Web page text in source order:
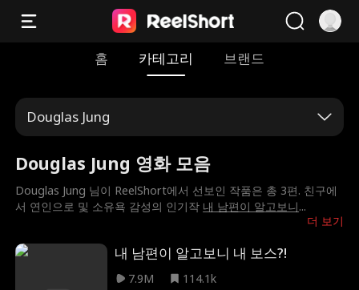
홈 카테고리 브랜드
Douglas Jung
Douglas Jung 영화 모음
더 보기
Douglas Jung 님이 ReelShort에서 선보인 작품은 총 3편. 친구에
서 연인으로 및 소유욕 감성의 인기작 내 남편이 알고보니...
내 남편이 알고보니 내 보스?!
7.9M
114.1k